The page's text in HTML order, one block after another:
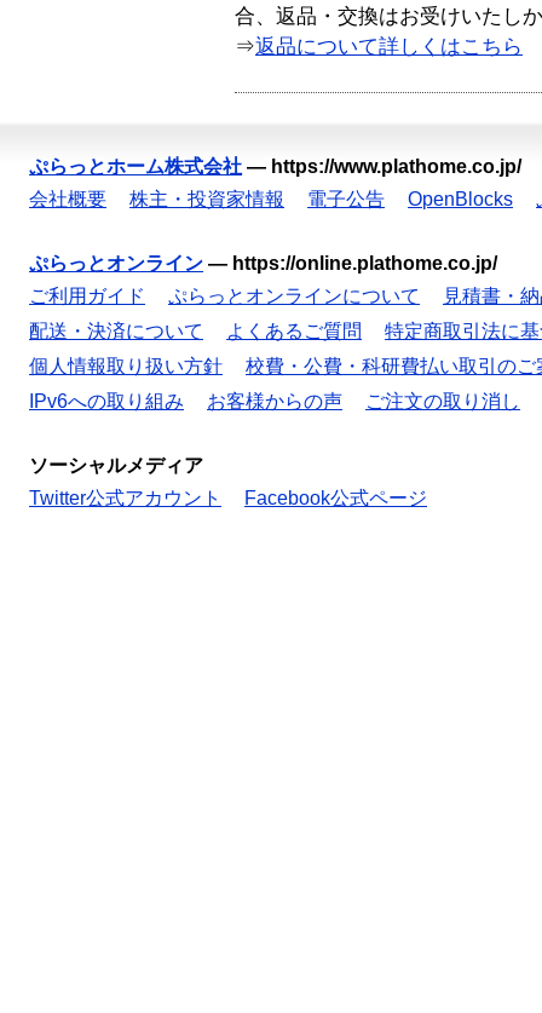
合、返品・交換はお受けいたし
⇒返品について詳しくはこちら
ぷらっとホーム株式会社 — https://www.plathome.co.jp/
会社概要
株主・投資家情報 電子公告 OpenBlocks
ぷらっとオンライン — https://online.plathome.co.jp/
ご利用ガイド
ぷらっとオンラインについて
見積書・
配送・決済について
よくあるご質問
特定商取引法に
個人情報取り扱い方針
校費・公費・科研費払い取引のご
IPv6への取り組み
お客様からの声 ご注文の取り消し
ソーシャルメディア
Twitter公式アカウント
Facebook公式ページ